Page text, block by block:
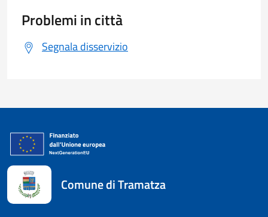
Problemi in città
Segnala disservizio
Comune di Tramatza